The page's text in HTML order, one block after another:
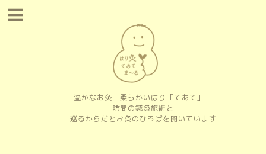
温かなお灸 柔らかいはり「てあて」
訪問の鍼灸施術と
巡るからだとお灸のひろばを開いています